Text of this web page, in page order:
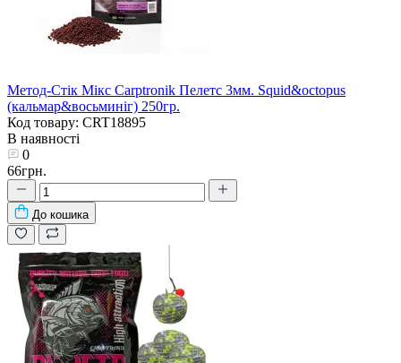
Метод-Стік Мікс Carptronik Пелетс 3мм. Squid&octopus
(кальмар&восьминіг) 250гр.
Код товару: CRT18895
В наявності
0
66грн.
До кошика